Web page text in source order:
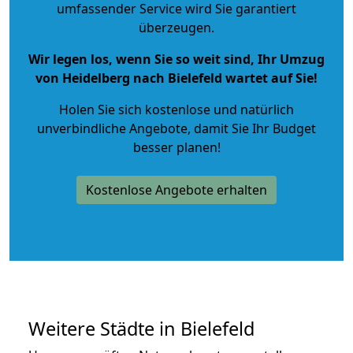
umfassender Service wird Sie garantiert
überzeugen.
Wir legen los, wenn Sie so weit sind, Ihr Umzug
von Heidelberg nach Bielefeld wartet auf Sie!
Holen Sie sich kostenlose und natürlich
unverbindliche Angebote, damit Sie Ihr Budget
besser planen!
Kostenlose Angebote erhalten
Weitere Städte in Bielefeld